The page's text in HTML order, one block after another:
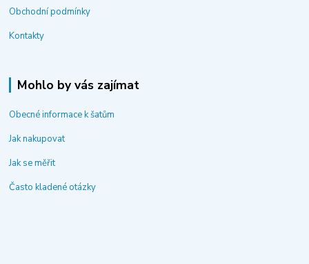
Obchodní podmínky
Kontakty
Mohlo by vás zajímat
Obecné informace k šatům
Jak nakupovat
Jak se měřit
Často kladené otázky